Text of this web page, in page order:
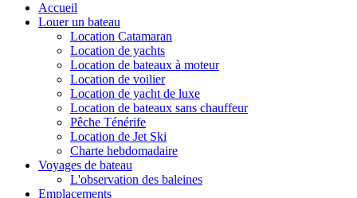
Accueil
Louer un bateau
Location Catamaran
Location de yachts
Location de bateaux à moteur
Location de voilier
Location de yacht de luxe
Location de bateaux sans chauffeur
Pêche Ténérife
Location de Jet Ski
Charte hebdomadaire
Voyages de bateau
L'observation des baleines
Emplacements